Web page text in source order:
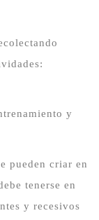
y
pueden criar en
tenerse en
y recesivos